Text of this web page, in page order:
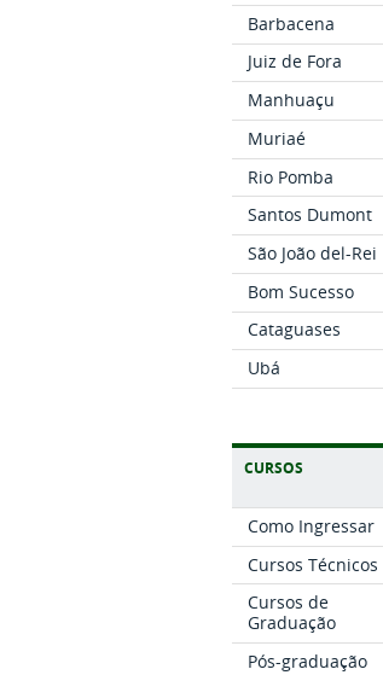
Barbacena
Juiz de Fora
Manhuaçu
Muriaé
Rio Pomba
Santos Dumont
São João del-Rei
Bom Sucesso
Cataguases
Ubá
CURSOS
Como Ingressar
Cursos Técnicos
Cursos de
Graduação
Pós-graduação